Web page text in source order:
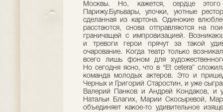
Москвы. Но, кажется, сердце
Парижу.Бульвары, улочки, уютные
сделанная из картона. Одинокие
расстаются, снова отправляются на
граничащей с импровизацией.
и тревоги герои прячут за такой
очарование. Когда театр только
всего лишь фоном для
Но сегодня ясно, что в “Et cetera”
команда молодых актеров. Это и
Черных и Григорий Старостин, и уже
Валерий Панков и Андрей Кондаков, и
Натальи Благих, Марии Скосыревой,
объединяет какое-то удивительное